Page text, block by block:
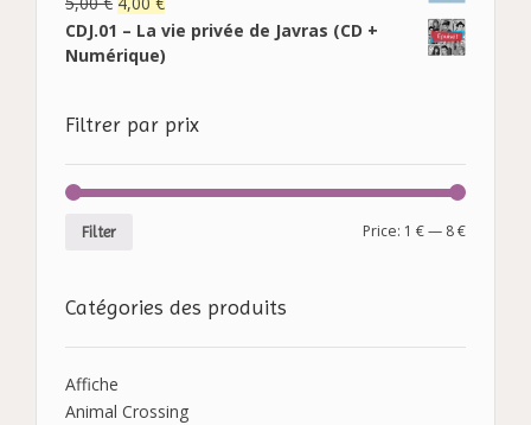
CDJ.01 – La vie privée de Javras (CD +
Numérique)
Filtrer par prix
Filter Price: 1 €— 8 €
Catégories des produits
Affiche
Animal Crossing